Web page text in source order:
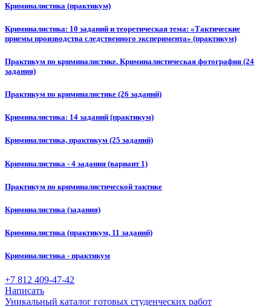
Криминалистика (практикум)
Криминалистика: 10 заданий и теоретическая тема: «Тактические
приемы производства следственного эксперимента» (практикум)
Практикум по криминалистике. Криминалистическая фотография (24
задания)
Практикум по криминалистике (26 заданий)
Криминалистика: 14 заданий (практикум)
Криминалистика, практикум (25 заданий)
Криминалистика - 4 задания (вариант 1)
Практикум по криминалистической тактике
Криминалистика (задания)
Криминалистика (практикум, 11 заданий)
Криминалистика - практикум
+7 812 409-47-42
Написать
Уникальный каталог готовых студенческих работ